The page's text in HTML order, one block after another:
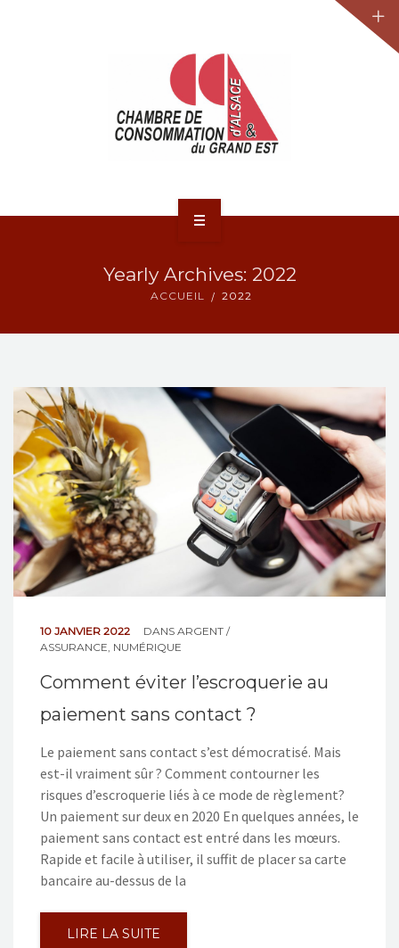
NOS ACTIONS
CONTACT
Yearly Archives: 2022
ACCUEIL 2022
10 JANVIER 2022 DANS ARGENT /
ASSURANCE NUMÉRIQUE
Comment éviter l’escroquerie au
paiement sans contact ?
Le paiement sans contact s’est démocratisé. Mais
est-il vraiment sûr ? Comment contourner les
risques d’escroquerie liés à ce mode de règlement?
Un paiement sur deux en 2020 En quelques années, le
paiement sans contact est entré dans les mœurs.
Rapide et facile à utiliser, il suffit de placer sa carte
bancaire au-dessus de la
LIRE LA SUITE